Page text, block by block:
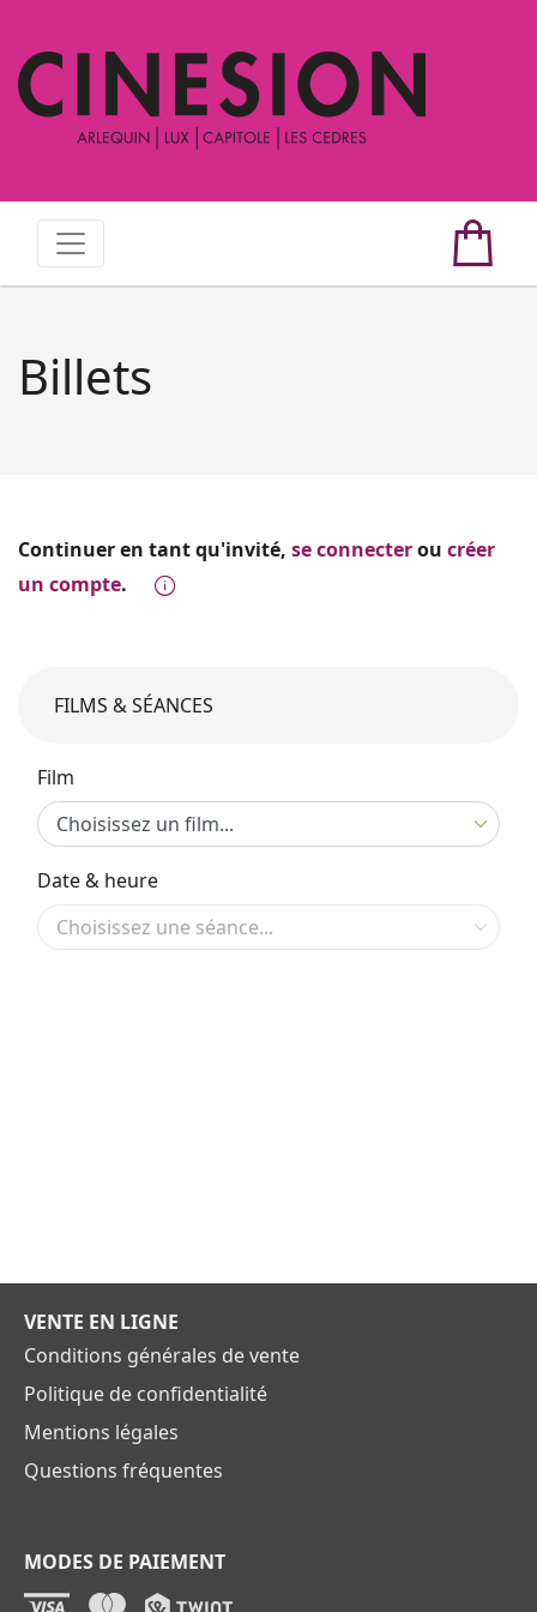
Billets
Continuer en tant qu'invité, se connecterou créer
un compte.
FILMS & SÉANCES
Film
Date & heure
VENTE EN LIGNE
Conditions générales de vente
Politique de confidentialité
Mentions légales
Questions fréquentes
MODES DE PAIEMENT